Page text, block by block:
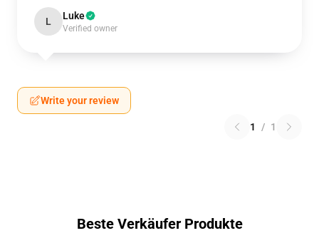
L Luke
Verified owner
Write your review
1 / 1
Beste Verkäufer Produkte